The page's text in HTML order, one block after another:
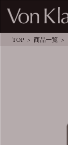
TOP 商品一覧